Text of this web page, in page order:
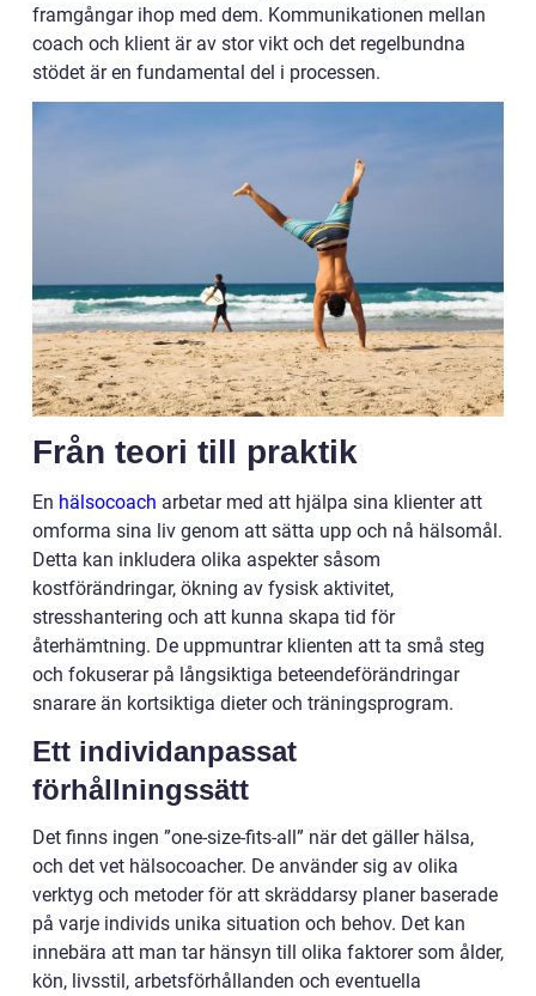
framgångar ihop med dem. Kommunikationen mellan
coach och klient är av stor vikt och det regelbundna
stödet är en fundamental del i processen.
Från teori till praktik
En hälsocoach arbetar med att hjälpa sina klienter att
omforma sina liv genom att sätta upp och nå hälsomål.
Detta kan inkludera olika aspekter såsom
kostförändringar, ökning av fysisk aktivitet,
stresshantering och att kunna skapa tid för
återhämtning. De uppmuntrar klienten att ta små steg
och fokuserar på långsiktiga beteendeförändringar
snarare än kortsiktiga dieter och träningsprogram.
Ett individanpassat
förhållningssätt
Det finns ingen ”one-size-fits-all” när det gäller hälsa,
och det vet hälsocoacher. De använder sig av olika
verktyg och metoder för att skräddarsy planer baserade
på varje individs unika situation och behov. Det kan
innebära att man tar hänsyn till olika faktorer som ålder,
kön, livsstil, arbetsförhållanden och eventuella